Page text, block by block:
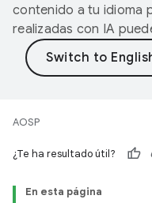
contenido a tu idioma
realizadas con IA
AOSP
¿Te ha resultado útil?
En esta página